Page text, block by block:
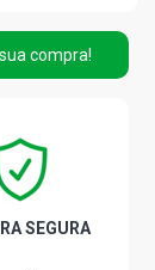
compra!
SEGURA